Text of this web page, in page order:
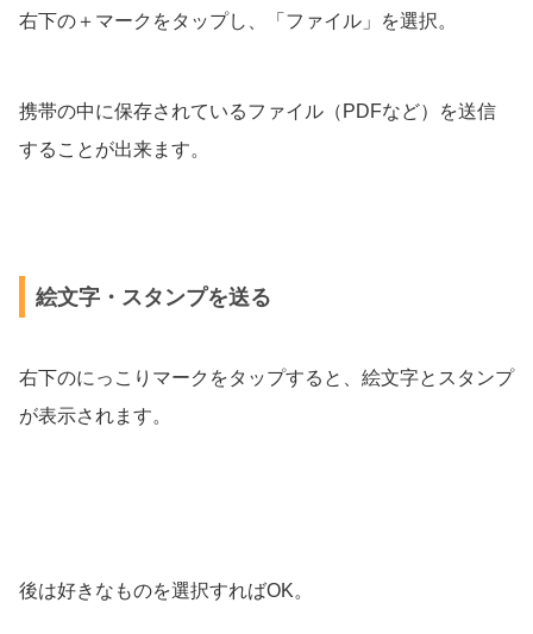
右下の＋マークをタップし、「ファイル」を選択。
携帯の中に保存されているファイル（PDFなど）を送信
することが出来ます。
絵文字・スタンプを送る
右下のにっこりマークをタップすると、絵文字とスタンプ
が表示されます。
後は好きなものを選択すればOK。